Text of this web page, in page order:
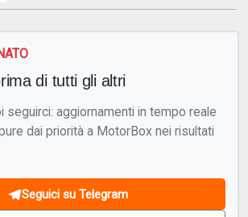
di tutti gli altri
seguirci: aggiornamenti in tempo reale
dai priorità a MotorBox nei risultati
Seguici su Telegram